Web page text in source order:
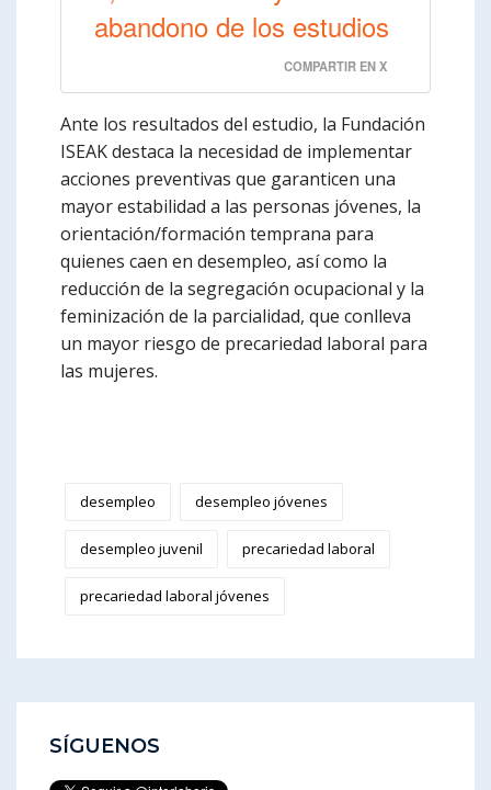
abandono de los estudios
COMPARTIR EN X
Ante los resultados del estudio, la Fundación
ISEAK destaca la necesidad de implementar
acciones preventivas que garanticen una
mayor estabilidad a las personas jóvenes, la
orientación/formación temprana para
quienes caen en desempleo, así como la
reducción de la segregación ocupacional y la
feminización de la parcialidad, que conlleva
un mayor riesgo de precariedad laboral para
las mujeres.
desempleo desempleo jóvenes
desempleo juvenil precariedad laboral
precariedad laboral jóvenes
SÍGUENOS